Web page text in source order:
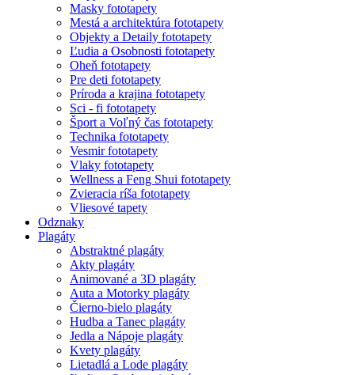
Masky fototapety
Mestá a architektúra fototapety
Objekty a Detaily fototapety
Ľudia a Osobnosti fototapety
Oheň fototapety
Pre deti fototapety
Príroda a krajina fototapety
Sci - fi fototapety
Šport a Voľný čas fototapety
Technika fototapety
Vesmir fototapety
Vlaky fototapety
Wellness a Feng Shui fototapety
Zvieracia ríša fototapety
Vliesové tapety
Odznaky
Plagáty
Abstraktné plagáty
Akty plagáty
Animované a 3D plagáty
Auta a Motorky plagáty
Čierno-bielo plagáty
Hudba a Tanec plagáty
Jedla a Nápoje plagáty
Kvety plagáty
Lietadlá a Lode plagáty